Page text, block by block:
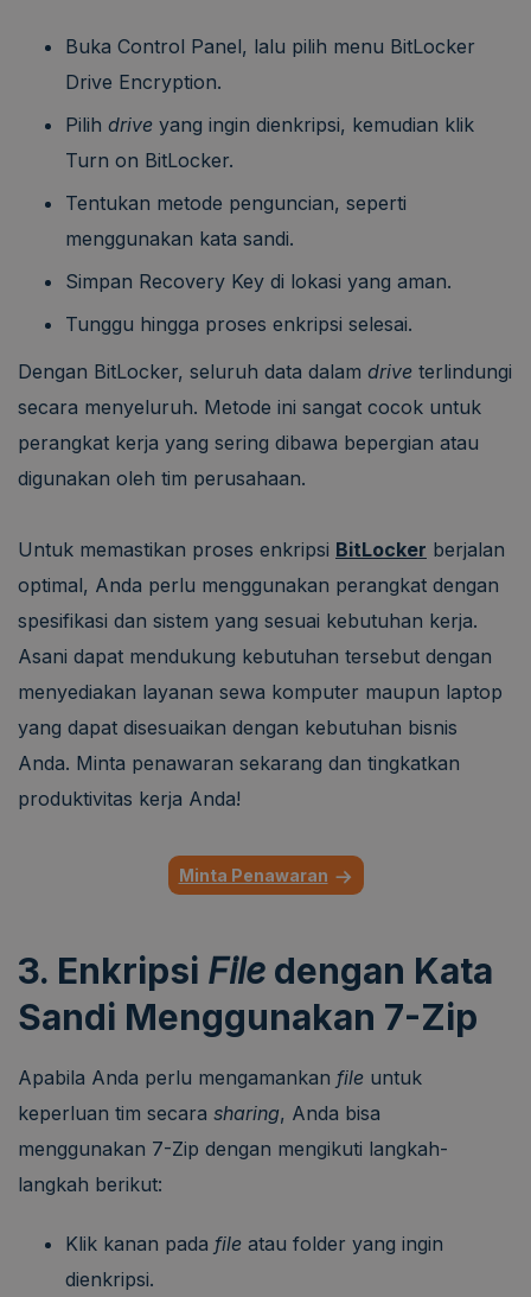
Buka Control Panel, lalu pilih menu BitLocker
Drive Encryption.
Pilih drive yang ingin dienkripsi, kemudian klik
Turn on BitLocker.
Tentukan metode penguncian, seperti
menggunakan kata sandi.
Simpan Recovery Key di lokasi yang aman.
Tunggu hingga proses enkripsi selesai.
Dengan BitLocker, seluruh data dalam drive terlindungi
secara menyeluruh. Metode ini sangat cocok untuk
perangkat kerja yang sering dibawa bepergian atau
digunakan oleh tim perusahaan.
Untuk memastikan proses enkripsi BitLocker berjalan
optimal, Anda perlu menggunakan perangkat dengan
spesifikasi dan sistem yang sesuai kebutuhan kerja.
Asani dapat mendukung kebutuhan tersebut dengan
menyediakan layanan sewa komputer maupun laptop
yang dapat disesuaikan dengan kebutuhan bisnis
Anda. Minta penawaran sekarang dan tingkatkan
produktivitas kerja Anda!
Minta Penawaran
3. Enkripsi File dengan Kata
Sandi Menggunakan 7-Zip
Apabila Anda perlu mengamankan file untuk
keperluan tim secara sharing, Anda bisa
menggunakan 7-Zip dengan mengikuti langkah-
langkah berikut:
Klik kanan pada file atau folder yang ingin
dienkripsi.